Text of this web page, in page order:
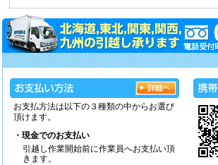
お支払方法は以下の３種類の中からお選び
頂けます。
・現金でのお支払い
引越し作業開始前に作業員へお支払い頂
きます。